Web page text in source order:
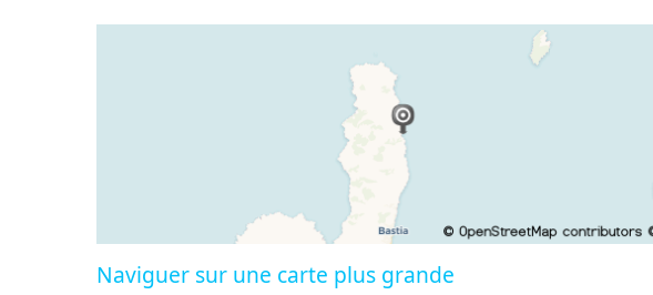
Naviguer sur une carte plus grande